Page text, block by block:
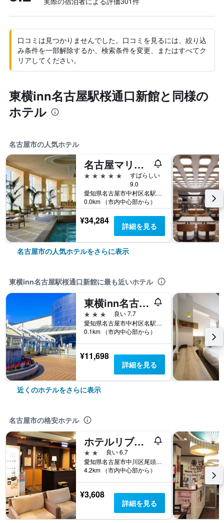
口コミは見つかりませんでした。口コミを見るには、絞り込
み条件を一部解除するか、検索条件を変更、またはすべてク
リアしてください。
東横inn名古屋駅桜通口新館と同様の
ホテル
名古屋市の人気ホテル
名古屋マリオットアソシアホテル
5つ星
すばらしい
9.0
愛知県名古屋市中村区名駅1-1-4
0.0km （市内中心部から）
¥34,284 詳細を見る
名古屋市の人気ホテルをさらに表示
東横inn名古屋駅桜通口新館に最も近いホテル
東横inn名古屋駅桜通口本館
3つ星
良い 7.7
愛知県名古屋市中村区名駅3-16-1
0.1km （市内中心部から）
¥11,698
詳細を見る
近くのホテルをさらに表示
名古屋市の格安ホテル
ホテルリブマックスbudget名古屋
2つ星
良い 6.7
愛知県名古屋市中川区尾頭橋３丁目１−２２
4.2km （市内中心部から）
¥3,608
詳細を見る